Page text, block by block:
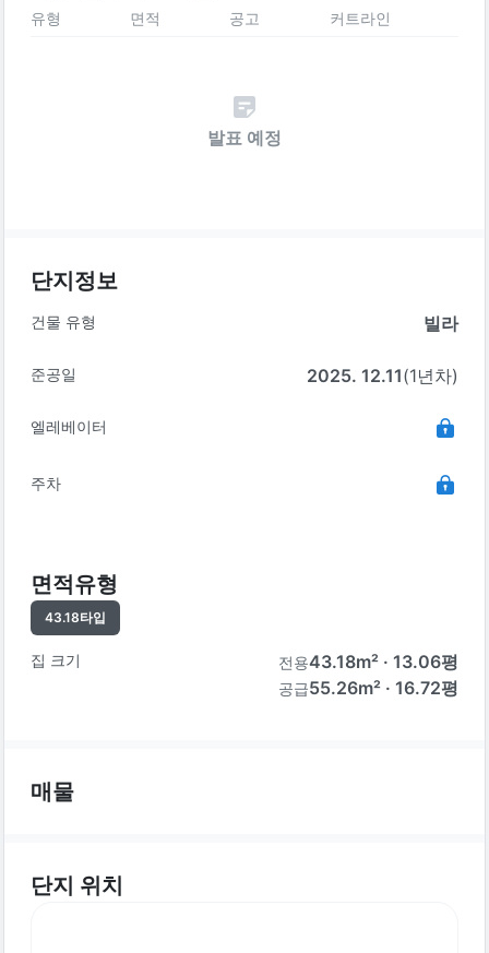
유형 면적 공고 커트라인
발표 예정
단지정보
건물 유형 빌라
준공일 2025. 12.11(1년차)
엘레베이터
주차
면적유형
43.18타입
집 크기 전용43.18m² · 13.06평
공급55.26m² · 16.72평
매물
단지 위치